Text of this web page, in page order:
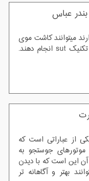
میتوانند کاشت موی
خود را در یک جلسه در تهران با تکنیک sut انجام دهند.
از عباراتی است که
جوستجو به
این است که با دیدن
بهتر و آگاهانه تر